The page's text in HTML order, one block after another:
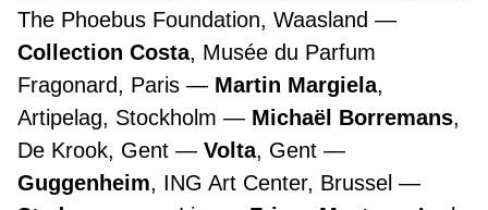
The Phoebus Foundation, Waasland
Collection Costa, Musée du Parfum
Fragonard, Paris
Martin Margiela,
Artipelag, Stockholm
Michaël Borremans,
De Krook, Gent
Volta, Gent
Guggenheim, ING Art Center, Brussel